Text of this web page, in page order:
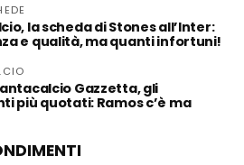
la scheda di Stones all’Inter:
e qualità, ma quanti infortuni!
Gazzetta, gli
più quotati: Ramos c’è ma